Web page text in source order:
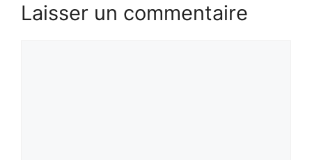
Laisser un commentaire